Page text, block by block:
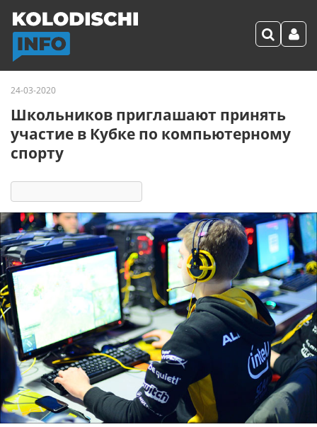
24-03-2020
Школьников приглашают принять
участие в Кубке по компьютерному
спорту